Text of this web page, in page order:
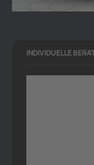
INDIVIDUELLE